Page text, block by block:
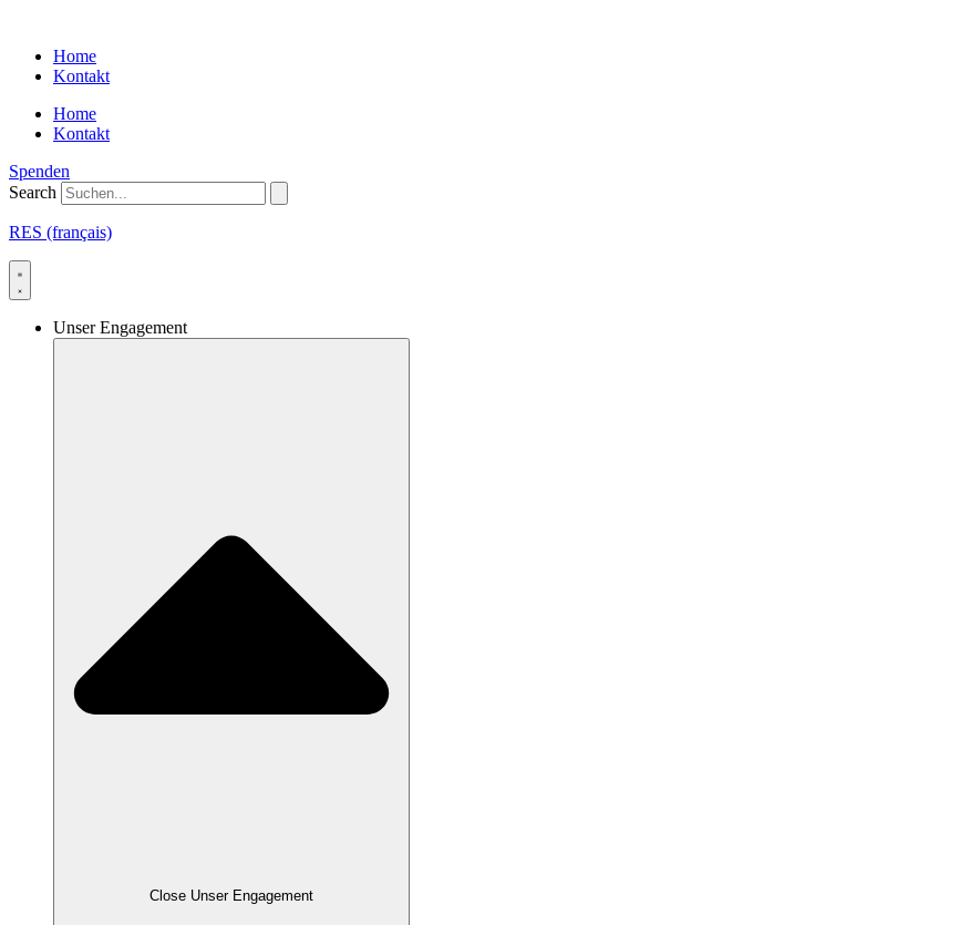
contentHome
Kontakt
Home
Kontakt
Spenden
Search
RES (français)
Unser Engagement
Close Unser Engagement